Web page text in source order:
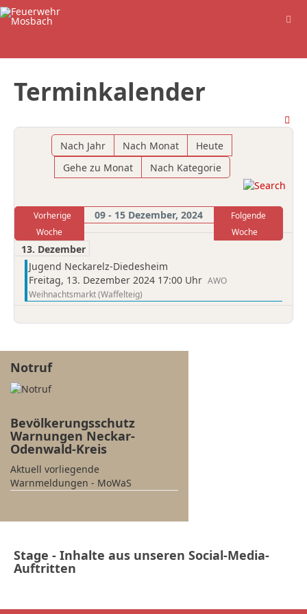
Terminkalender
Nach Jahr Nach Monat
Heute
Gehe zu Monat
Nach Kategorie
Vorherige
Woche
09 - 15 Dezember, 2024
Folgende
Woche
13. Dezember
Jugend Neckarelz-Diedesheim
Freitag, 13. Dezember 2024 17:00 Uhr AWO
Weihnachtsmarkt (Waffelteig)
Notruf
Bevölkerungsschutz
Warnungen Neckar-
Odenwald-Kreis
Aktuell vorliegende
Warnmeldungen - MoWaS
Stage - Inhalte aus unseren Social-Media-
Auftritten